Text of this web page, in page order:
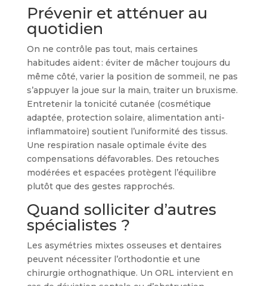
Prévenir et atténuer au
quotidien
On ne contrôle pas tout, mais certaines
habitudes aident : éviter de mâcher toujours du
même côté, varier la position de sommeil, ne pas
s’appuyer la joue sur la main, traiter un bruxisme.
Entretenir la tonicité cutanée (cosmétique
adaptée, protection solaire, alimentation anti-
inflammatoire) soutient l’uniformité des tissus.
Une respiration nasale optimale évite des
compensations défavorables. Des retouches
modérées et espacées protègent l’équilibre
plutôt que des gestes rapprochés.
Quand solliciter d’autres
spécialistes ?
Les asymétries mixtes osseuses et dentaires
peuvent nécessiter l’orthodontie et une
chirurgie orthognathique. Un ORL intervient en